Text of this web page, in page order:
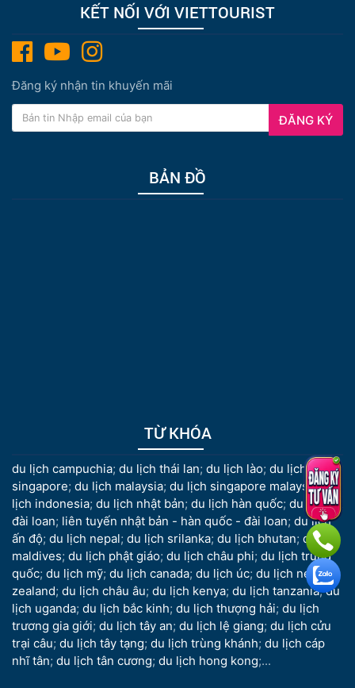
KẾT NỐI VỚI VIETTOURIST
Đăng ký nhận tin khuyến mãi
ĐĂNG KÝ
BẢN ĐỒ
TỪ KHÓA
du lịch campuchia; du lịch thái lan; du lịch lào; du lịch
singapore; du lịch malaysia; du lịch singapore malaysia;du
lịch indonesia; du lịch nhật bản; du lịch hàn quốc; du lịch
đài loan; liên tuyến nhật bản - hàn quốc - đài loan; du lịch
ấn độ; du lịch nepal; du lịch srilanka; du lịch bhutan; du lịch
maldives; du lịch phật giáo; du lịch châu phi; du lịch trung
quốc; du lịch mỹ; du lịch canada; du lịch úc; du lịch new
zealand; du lịch châu âu; du lịch kenya; du lịch tanzania;du
lịch uganda; du lịch bắc kinh; du lịch thượng hải; du lịch
trương gia giới; du lịch tây an; du lịch lệ giang; du lịch cửu
trại câu; du lịch tây tạng; du lịch trùng khánh; du lịch cáp
nhĩ tân; du lịch tân cương; du lịch hong kong;...